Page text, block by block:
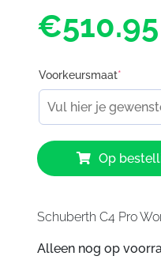
€510.95
Voorkeursmaat*
Schuberth
C4
Pro
Magnitudo
aantal
Op
Schuberth C4 Pro
Alleen nog op